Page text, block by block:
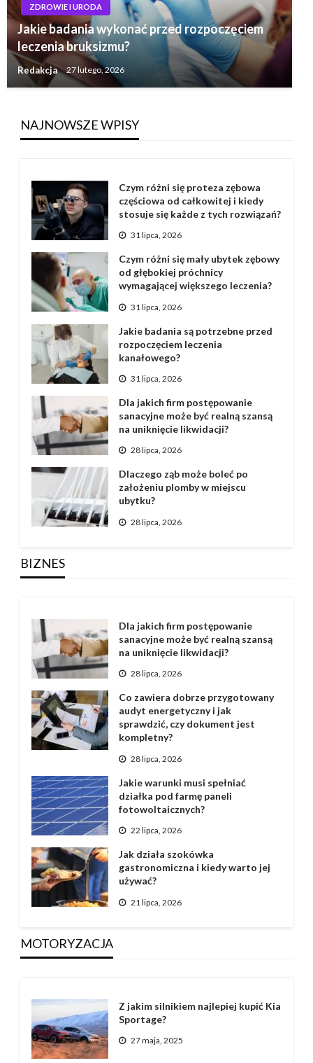
ZDROWIE I URODA
Jakie badania wykonać przed rozpoczęciem
leczenia bruksizmu?
Redakcja 27 lutego, 2026
NAJNOWSZE WPISY
Czym różni się proteza zębowa
częściowa od całkowitej i kiedy
stosuje się każde z tych rozwiązań?
31 lipca, 2026
Czym różni się mały ubytek zębowy
od głębokiej próchnicy
wymagającej większego leczenia?
31 lipca, 2026
Jakie badania są potrzebne przed
rozpoczęciem leczenia
kanałowego?
31 lipca, 2026
Dla jakich firm postępowanie
sanacyjne może być realną szansą
na uniknięcie likwidacji?
28 lipca, 2026
Dlaczego ząb może boleć po
założeniu plomby w miejscu
ubytku?
28 lipca, 2026
BIZNES
Dla jakich firm postępowanie
sanacyjne może być realną szansą
na uniknięcie likwidacji?
28 lipca, 2026
Co zawiera dobrze przygotowany
audyt energetyczny i jak
sprawdzić, czy dokument jest
kompletny?
28 lipca, 2026
Jakie warunki musi spełniać
działka pod farmę paneli
fotowoltaicznych?
22 lipca, 2026
Jak działa szokówka
gastronomiczna i kiedy warto jej
używać?
21 lipca, 2026
MOTORYZACJA
Z jakim silnikiem najlepiej kupić Kia
Sportage?
27 maja, 2025